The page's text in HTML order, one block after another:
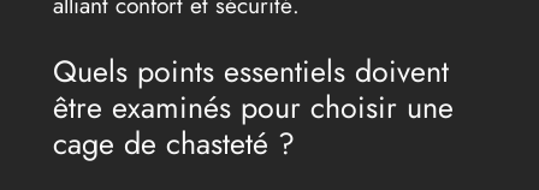
Quels points essentiels doivent
être examinés pour choisir une
cage de chasteté ?